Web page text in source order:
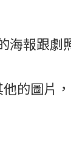
海報跟劇
的圖片